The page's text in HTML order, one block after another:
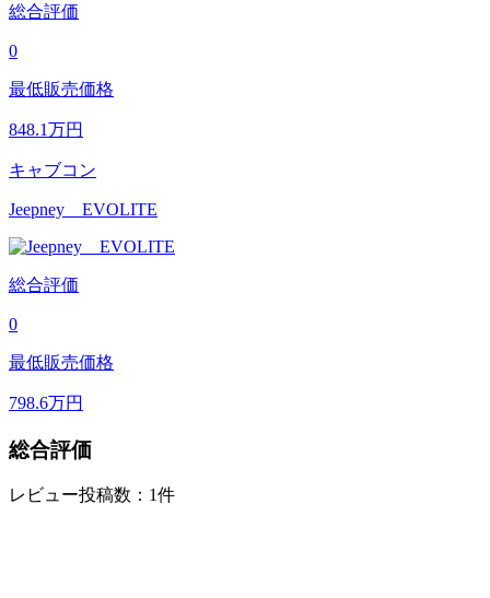
総合評価
0
最低販売価格
848.1万円
キャブコン
Jeepney EVOLITE
総合評価
0
最低販売価格
798.6万円
総合評価
レビュー投稿数：1件